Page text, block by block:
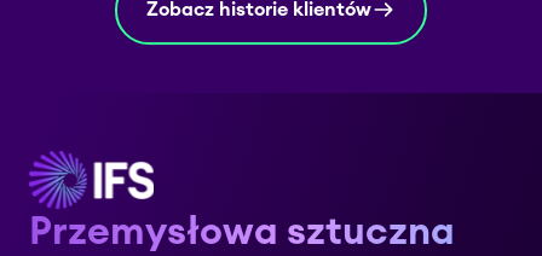
Zobacz historie klientów
Przemysłowa sztuczna